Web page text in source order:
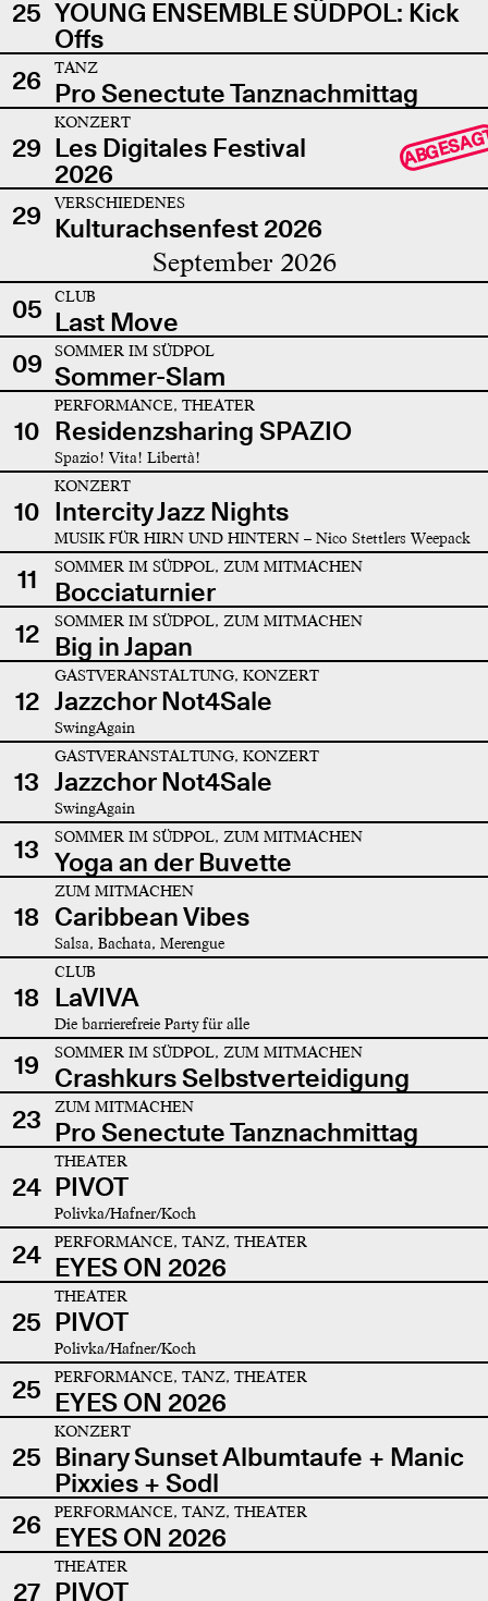
25 YOUNG ENSEMBLE SÜDPOL: Kick
Offs
26
TANZ
Pro Senectute Tanznachmittag
29
KONZERT
Les Digitales Festival
2026
29 VERSCHIEDENES
Kulturachsenfest 2026
September 2026
05 CLUB
Last Move
09
SOMMER IM SÜDPOL
Sommer-Slam
10
PERFORMANCE, THEATER
Residenzsharing SPAZIO
Spazio! Vita! Libertà!
10
KONZERT
Intercity Jazz Nights
MUSIK FÜR HIRN UND HINTERN – Nico Stettlers Weepack
11 SOMMER IM SÜDPOL, ZUM MITMACHEN
Bocciaturnier
12
SOMMER IM SÜDPOL, ZUM MITMACHEN
Big in Japan
12
GASTVERANSTALTUNG, KONZERT
Jazzchor Not4Sale
SwingAgain
13
GASTVERANSTALTUNG, KONZERT
Jazzchor Not4Sale
SwingAgain
13 SOMMER IM SÜDPOL, ZUM MITMACHEN
Yoga an der Buvette
18
ZUM MITMACHEN
Caribbean Vibes
Salsa, Bachata, Merengue
18
CLUB
LaVIVA
Die barrierefreie Party für alle
19 SOMMER IM SÜDPOL, ZUM MITMACHEN
Crashkurs Selbstverteidigung
23
ZUM MITMACHEN
Pro Senectute Tanznachmittag
24
THEATER
PIVOT
Polivka/Hafner/Koch
24 PERFORMANCE, TANZ, THEATER
EYES ON 2026
25
THEATER
PIVOT
Polivka/Hafner/Koch
25 PERFORMANCE, TANZ, THEATER
EYES ON 2026
25
KONZERT
Binary Sunset Albumtaufe + Manic
Pixxies + Sodl
26
PERFORMANCE, TANZ, THEATER
EYES ON 2026
27
THEATER
PIVOT